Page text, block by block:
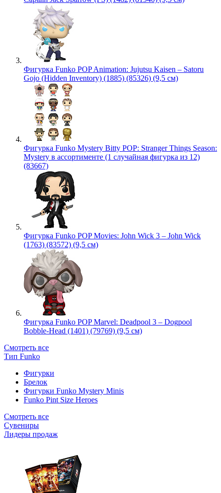
Фигурка Funko POP Animation: Jujutsu Kaisen – Satoru
Gojo (Hidden Inventory) (1885) (85326) (9,5 см)
Фигурка Funko Mystery Bitty POP: Stranger Things Season:
Mystery в ассортименте (1 случайная фигурка из 12)
(83667)
Фигурка Funko POP Movies: John Wick 3 – John Wick
(1763) (83572) (9,5 см)
Фигурка Funko POP Marvel: Deadpool 3 – Dogpool
Bobble-Head (1401) (79769) (9,5 см)
Смотреть все
Тип Funko
Фигурки
Брелок
Фигурки Funko Mystery Minis
Funko Pint Size Heroes
Смотреть все
Сувениры
Лидеры продаж